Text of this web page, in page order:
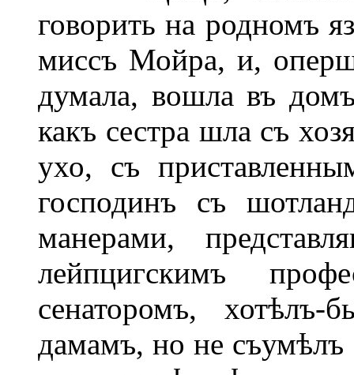
говорить на родномъ
миссъ Мойра, и,
думала, вошла въ
какъ сестра шла съ
ухо, съ
господинъ съ
манерами,
лейпцигскимъ
сенаторомъ,
дамамъ, но не съумѣлъ